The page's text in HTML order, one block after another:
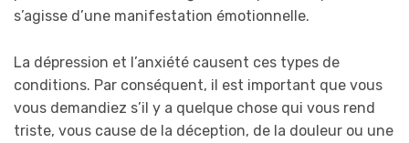
s’agisse d’une manifestation émotionnelle.
La dépression et l’anxiété causent ces types de
conditions. Par conséquent, il est important que vous
vous demandiez s’il y a quelque chose qui vous rend
triste, vous cause de la déception, de la douleur ou une